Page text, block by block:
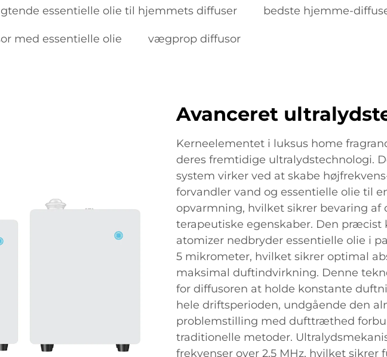
essentielle olie til hjemmets diffuser bedste hjemme-
med essentielle olie vægprop diffusor
Avanceret
Kerneelementet i luksus home
deres fremtidige ultralydstechnologi.
system virker ved at skabe
forvandler vand og essentielle olie til
opvarmning, hvilket sikrer bevaring af
terapeutiske egenskaber. Den præcist
atomizer nedbryder essentielle olie i
5 mikrometer, hvilket sikrer optimal
maksimal duftindvirkning. Denne
for diffusoren at holde konstante
hele driftsperioden, undgående den
problemstilling med dufttræthed
traditionelle metoder.
frekvenser over 2,5 MHz, hvilket